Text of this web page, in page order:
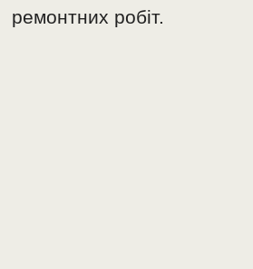
ремонтних робіт.